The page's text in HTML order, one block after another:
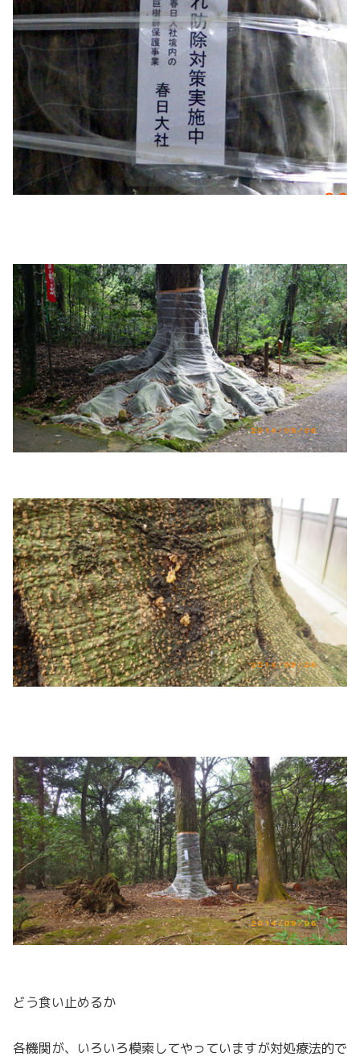
どう食い止めるか
各機関が、いろいろ模索してやっていますが対処療法的で